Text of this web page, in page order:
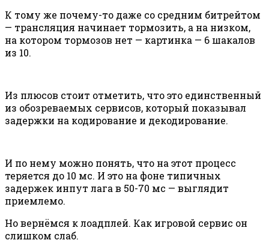
К тому же почему-то даже со средним битрейтом
— трансляция начинает тормозить, а на низком,
на котором тормозов нет — картинка — 6 шакалов
из 10.
Из плюсов стоит отметить, что это единственный
из обозреваемых сервисов, который показывал
задержки на кодирование и декодирование.
И по нему можно понять, что на этот процесс
теряется до 10 мс. И это на фоне типичных
задержек инпут лага в 50-70 мс — выглядит
приемлемо.
Но вернёмся к лоадплей. Как игровой сервис он
слишком слаб.